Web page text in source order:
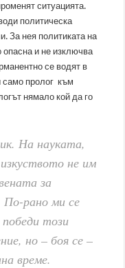
ситуацията.
политическа
За нея политиката на
и не изключва
се водят в
само пролог към
нямало кой да го
На науката,
не им
за
По-рано ми се
този
но – боя се –
време.